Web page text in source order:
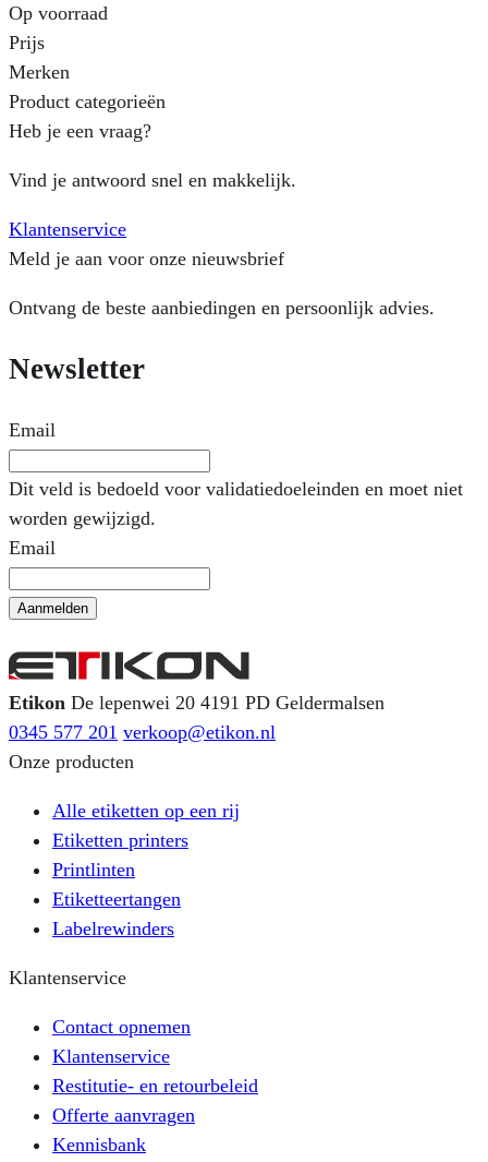
Op voorraad
Prijs
Merken
Product categorieën
Heb je een vraag?
Vind je antwoord snel en makkelijk.
Klantenservice
Meld je aan voor onze nieuwsbrief
Ontvang de beste aanbiedingen en persoonlijk advies.
Newsletter
Email
Dit veld is bedoeld voor validatiedoeleinden en moet niet
worden gewijzigd.
Email
Aanmelden
Etikon De lepenwei 20 4191 PD Geldermalsen
0345 577 201 verkoop@etikon.nl
Onze producten
Alle etiketten op een rij
Etiketten printers
Printlinten
Etiketteertangen
Labelrewinders
Klantenservice
Contact opnemen
Klantenservice
Restitutie- en retourbeleid
Offerte aanvragen
Kennisbank